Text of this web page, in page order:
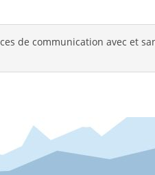
de communication avec et